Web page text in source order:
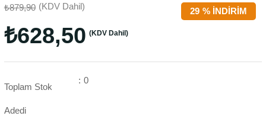
%
29 İNDIRIM
₺879,90 (KDV Dahil)
₺628,50 (KDV Dahil)
Toplam Stok
Adedi
: 0